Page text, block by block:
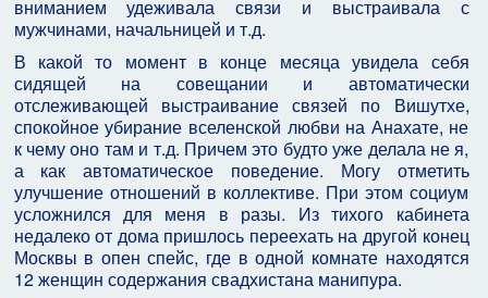
вниманием удеживала связи и выстраивала с
мужчинами, начальницей и т.д.
В какой то момент в конце месяца увидела себя
сидящей на совещании и автоматически
отслеживающей выстраивание связей по Вишутхе,
спокойное убирание вселенской любви на Анахате, не
к чему оно там и т.д. Причем это будто уже делала не я,
а как автоматическое поведение. Могу отметить
улучшение отношений в коллективе. При этом социум
усложнился для меня в разы. Из тихого кабинета
недалеко от дома пришлось переехать на другой конец
Москвы в опен спейс, где в одной комнате находятся
12 женщин содержания свадхистана манипура.